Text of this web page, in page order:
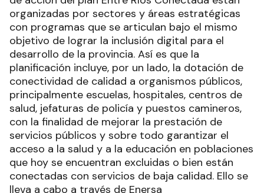
organizadas por sectores y áreas estratégicas
con programas que se articulan bajo el mismo
objetivo de lograr la inclusión digital para el
desarrollo de la provincia. Así es que la
planificación incluye, por un lado, la dotación de
conectividad de calidad a organismos públicos,
principalmente escuelas, hospitales, centros de
salud, jefaturas de policía y puestos camineros,
con la finalidad de mejorar la prestación de
servicios públicos y sobre todo garantizar el
acceso a la salud y a la educación en poblaciones
que hoy se encuentran excluidas o bien están
conectadas con servicios de baja calidad. Ello se
lleva a cabo a través de Enersa